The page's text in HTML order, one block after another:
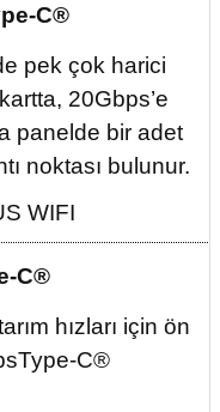
C®
pek çok harici
20Gbps’e
panelde bir adet
noktası bulunur.
C®
hızları için ön
C®